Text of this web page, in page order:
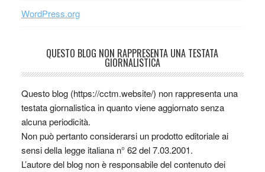
WordPress.org
QUESTO BLOG NON RAPPRESENTA UNA TESTATA
GIORNALISTICA
Questo blog (https://cctm.website/) non rappresenta una
testata giornalistica in quanto viene aggiornato senza
alcuna periodicità.
Non può pertanto considerarsi un prodotto editoriale ai
sensi della legge italiana n° 62 del 7.03.2001.
L’autore del blog non è responsabile del contenuto dei